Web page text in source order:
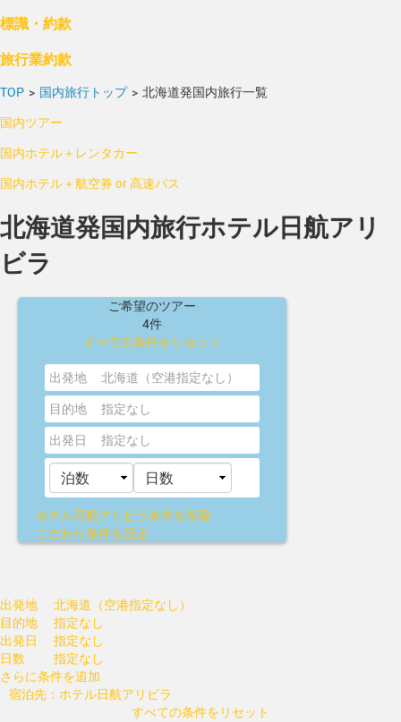
標識・約款
旅行業約款
TOP > 国内旅行トップ > 北海道発国内旅行一覧
国内ツアー
国内ホテル＋レンタカー
国内ホテル＋航空券 or 高速バス
北海道発国内旅行ホテル日航アリ
ビラ
ご希望のツアー
4件
すべての条件をリセット
出発地
北海道（空港指定なし）
目的地
指定なし
出発日
指定なし
ホテル日航アリビラ条件を削除
こだわり条件を設定
出発地
北海道（空港指定なし）
目的地
指定なし
出発日
指定なし
日数
指定なし
さらに条件を追加
宿泊先：ホテル日航アリビラ
すべての条件をリセット